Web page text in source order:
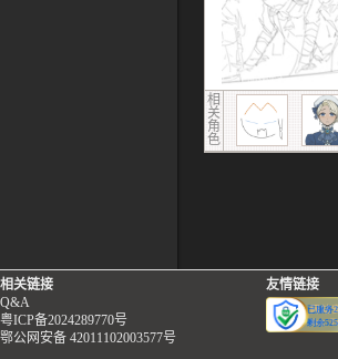
相
关
角
色
相关链接
Q&A
粤ICP备2024289770号
鄂公网安备 42011102003577号
友情链接